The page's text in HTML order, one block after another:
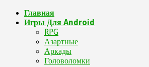
Главная
Игры Для Android
RPG
Азартные
Аркады
Головоломки